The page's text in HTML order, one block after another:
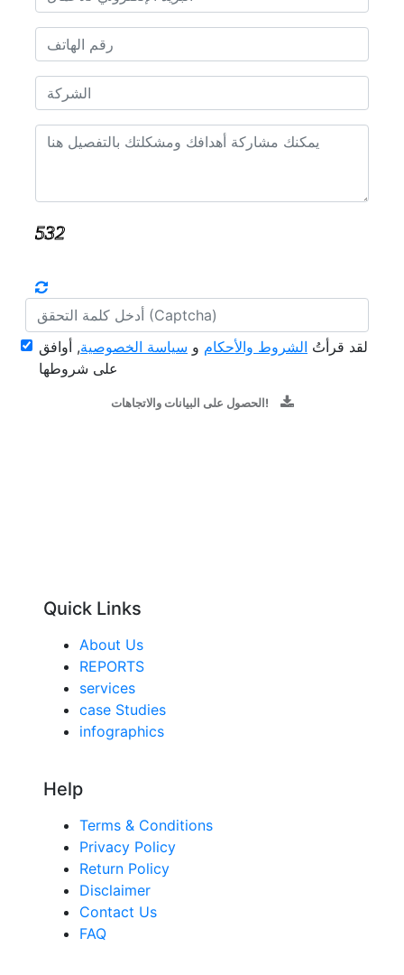
لقد قرأتُ الشروط والأحكام و سياسة الخصوصية, أوافق
على شروطها
الحصول على البيانات والاتجاهات!
Quick Links
About Us
REPORTS
services
case Studies
infographics
Help
Terms & Conditions
Privacy Policy
Return Policy
Disclaimer
Contact Us
FAQ